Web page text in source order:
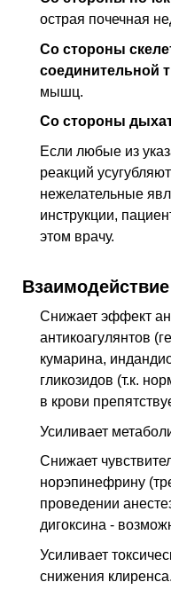
острая почечная
Со стороны
соединительной
мышц.
Со стороны
Если любые из
реакций
нежелательные
инструкции,
этом врачу.
Взаимодействие
Снижает эффект
антикоагулянтов
кумарина,
гликозидов (т.к.
в крови
Усиливает
Снижает
норэпинефрину
проведении
дигоксина -
Усиливает
снижения клиренса.